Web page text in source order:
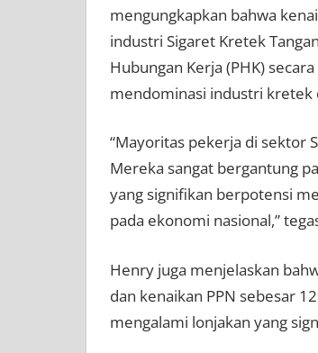
mengungkapkan bahwa
industri Sigaret Kretek
Hubungan Kerja (PHK)
mendominasi industri kretek
“Mayoritas pekerja di sektor
Mereka sangat bergantung
yang signifikan berpotensi
pada ekonomi nasional,”
Henry juga menjelaskan
dan kenaikan PPN sebesar
mengalami lonjakan yang